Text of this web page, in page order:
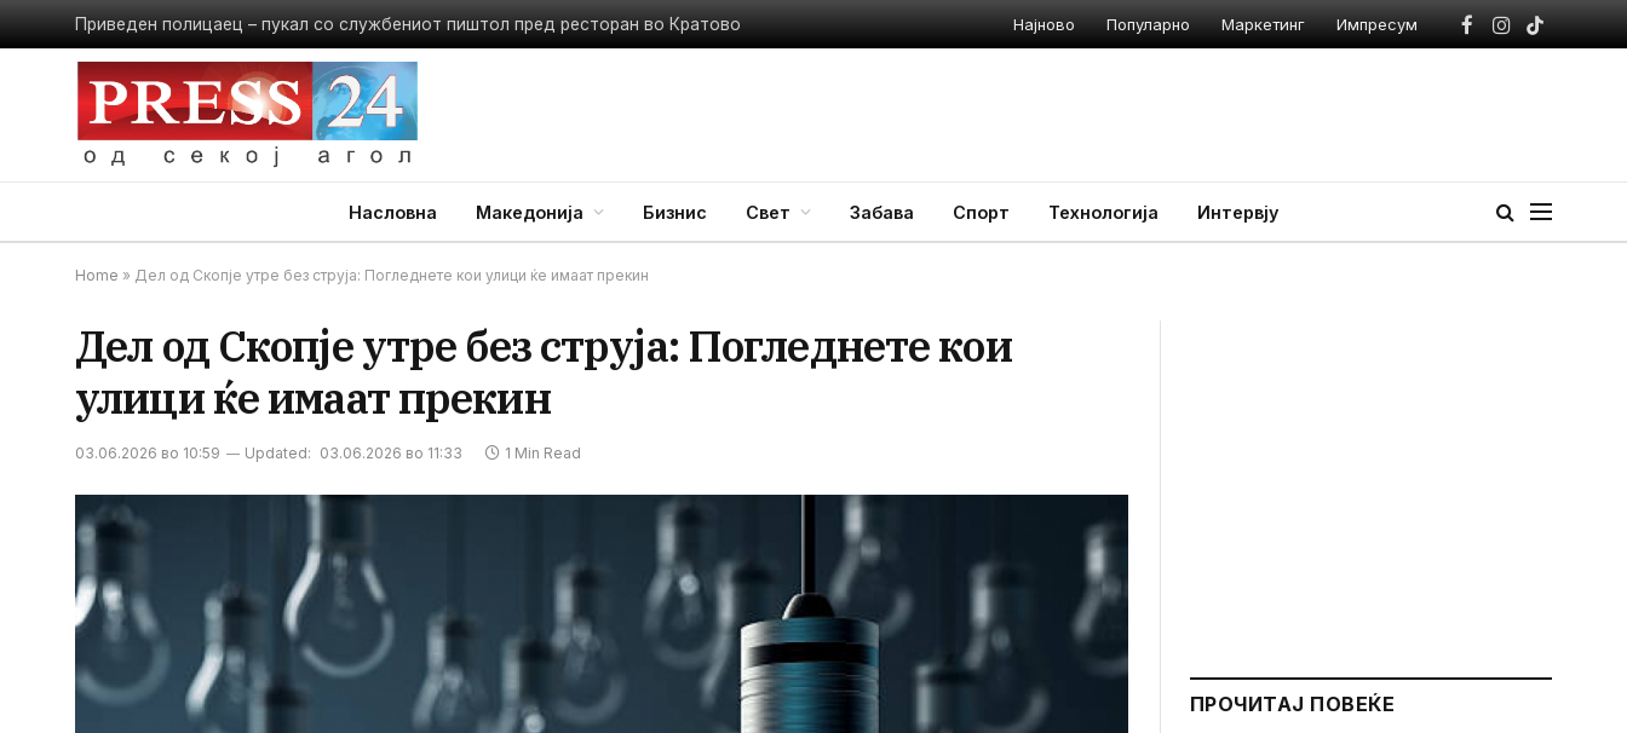
Приведен полицаец – пукал со службениот пиштол пред ресторан во Кратово Најново Популарно Маркетинг Импресум
Facebook
Instagram
TikTok
Насловна Македонија Бизнис Свет Забава Спорт Технологија Интервју
Home » Дел од Скопје утре без струја: Погледнете кои улици ќе имаат прекин
Дел од Скопје утре без струја: Погледнете кои
улици ќе имаат прекин
03.06.2026 во 10:59 Updated: 03.06.2026 во 11:33 1 Min Read
ПРОЧИТАЈ ПОВЕЌЕ